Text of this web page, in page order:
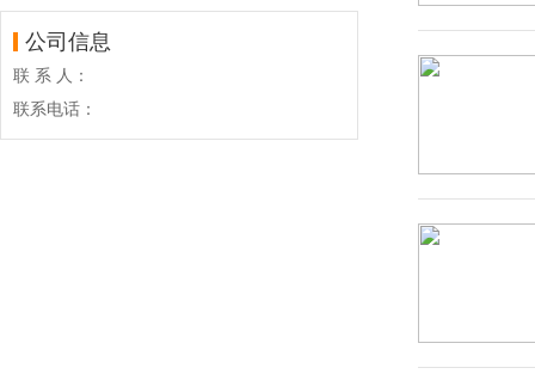
公司信息
联 系 人：
联系电话：